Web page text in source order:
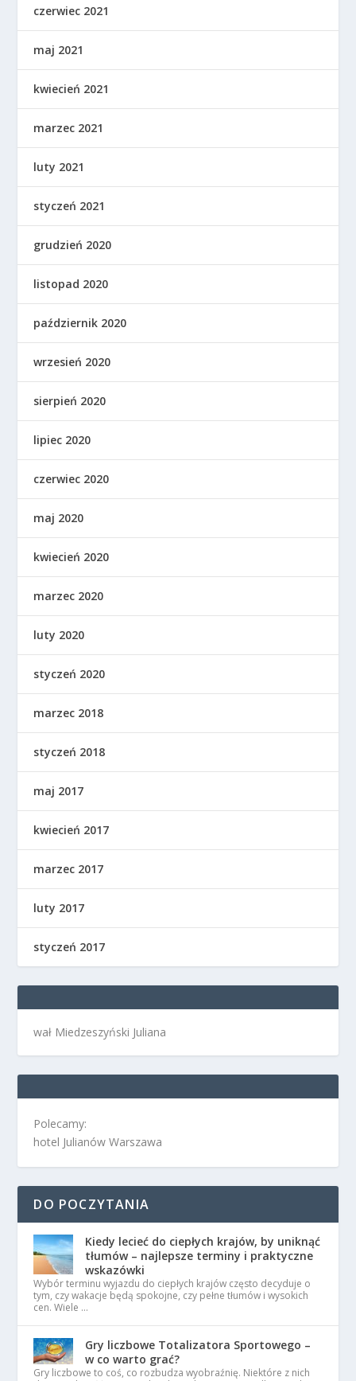
czerwiec 2021
maj 2021
kwiecień 2021
marzec 2021
luty 2021
styczeń 2021
grudzień 2020
listopad 2020
październik 2020
wrzesień 2020
sierpień 2020
lipiec 2020
czerwiec 2020
maj 2020
kwiecień 2020
marzec 2020
luty 2020
styczeń 2020
marzec 2018
styczeń 2018
maj 2017
kwiecień 2017
marzec 2017
luty 2017
styczeń 2017
wał Miedzeszyński Juliana
Polecamy:
hotel Julianów Warszawa
DO POCZYTANIA
Kiedy lecieć do ciepłych krajów, by uniknąć
tłumów – najlepsze terminy i praktyczne
wskazówki
Wybór terminu wyjazdu do ciepłych krajów często decyduje o
tym, czy wakacje będą spokojne, czy pełne tłumów i wysokich
cen. Wiele …
Gry liczbowe Totalizatora Sportowego –
w co warto grać?
Gry liczbowe to coś, co rozbudza wyobraźnię. Niektóre z nich